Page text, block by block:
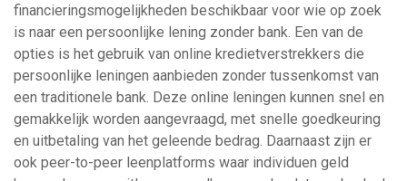
financieringsmogelijkheden beschikbaar voor wie op zoek
is naar een persoonlijke lening zonder bank. Een van de
opties is het gebruik van online kredietverstrekkers die
persoonlijke leningen aanbieden zonder tussenkomst van
een traditionele bank. Deze online leningen kunnen snel en
gemakkelijk worden aangevraagd, met snelle goedkeuring
en uitbetaling van het geleende bedrag. Daarnaast zijn er
ook peer-to-peer leenplatforms waar individuen geld